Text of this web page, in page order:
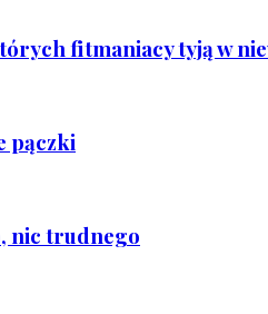
fitmaniacy tyją w
pączki
nic trudnego